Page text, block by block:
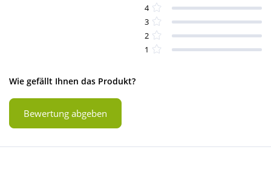
4
3
2
1
Wie gefällt Ihnen das Produkt?
Bewertung abgeben